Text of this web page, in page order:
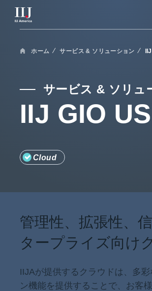
サービス & ソリューション
メンテナンス情報
お知らせ
企業情報
サービス & ソリュ
IIJ GIO
Cloud
ホーム サービス & ソリューション
管理性、拡張性、
タープライズ向け
IIJAが提供するクラウドは、多
ン機能を提供することで、お客